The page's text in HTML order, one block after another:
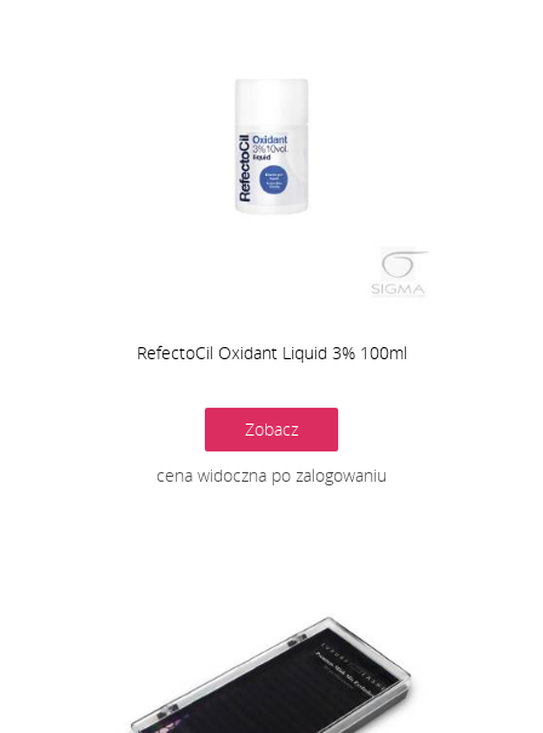
RefectoCil Oxidant Liquid 3% 100ml
Zobacz
cena widoczna po zalogowaniu